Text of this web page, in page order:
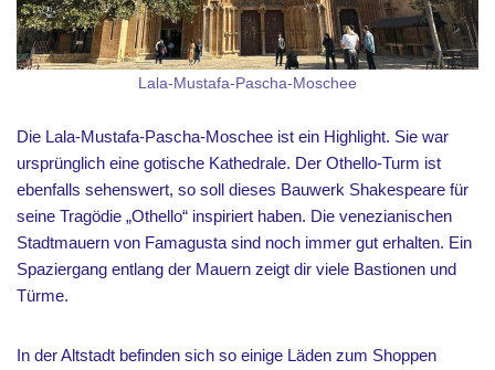
Lala-Mustafa-Pascha-Moschee
Die Lala-Mustafa-Pascha-Moschee ist ein Highlight. Sie war
ursprünglich eine gotische Kathedrale. Der Othello-Turm ist
ebenfalls sehenswert, so soll dieses Bauwerk Shakespeare für
seine Tragödie „Othello“ inspiriert haben. Die venezianischen
Stadtmauern von Famagusta sind noch immer gut erhalten. Ein
Spaziergang entlang der Mauern zeigt dir viele Bastionen und
Türme.
In der Altstadt befinden sich so einige Läden zum Shoppen